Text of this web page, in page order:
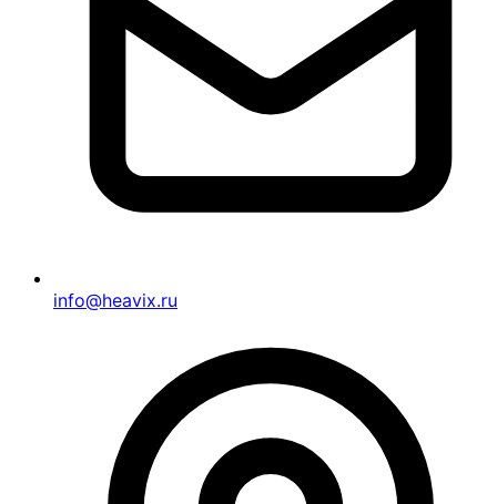
info@heavix.ru